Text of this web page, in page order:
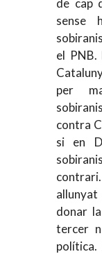
sense
el PNB.
per
contra
si en
contrari.
donar
tercer